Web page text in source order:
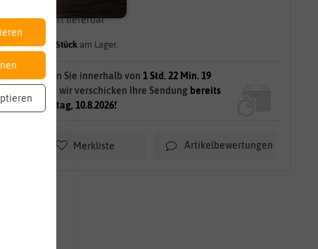
sofort lieferbar
gilt für Stück am Lager.
Bestellen Sie innerhalb von 1 Std. 22 Min. 18
und wir verschicken Ihre Sendung bereits
am Montag, 10.8.2026!
Merkliste Artikelbewertungen